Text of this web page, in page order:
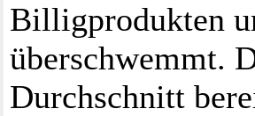
Billigprodukten
überschwemmt.
Durchschnitt